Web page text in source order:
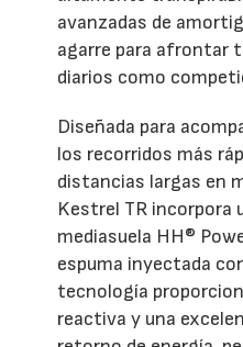
avanzadas de
agarre para afrontar
diarios como
Diseñada para
los recorridos más
distancias largas en
Kestrel TR incorpora
mediasuela HH®
espuma inyectada
tecnología
reactiva y una